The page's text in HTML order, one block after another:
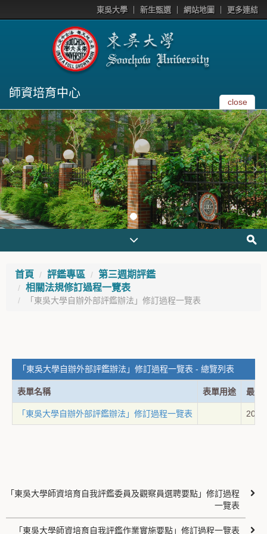
東吳大學 新生甄選 網站地圖 更多連結
師資培育中心
close
首頁 評鑑專區
第三週期評鑑
相關法規修訂過程一覽表
「東吳大學自辦外部評鑑辦法」修訂過程一覽表
「東吳大學自辦外部評鑑辦法」修訂過程一覽表 - 總覽列表
表單名稱 表單用途 最後
「東吳大學自辦外部評鑑辦法」修訂過程一覽表
「東吳大學師資培育自我評鑑委員及觀察員選聘要點」修訂過程
一覽表
「東吳大學師資培育自我評鑑作業實施要點」修訂過程一覽表